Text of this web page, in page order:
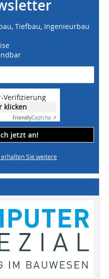
Tiefbau, Ingenieurbau
Verifizierung
klicken
FriendlyCaptcha ⇗
jetzt an!
Sie weitere